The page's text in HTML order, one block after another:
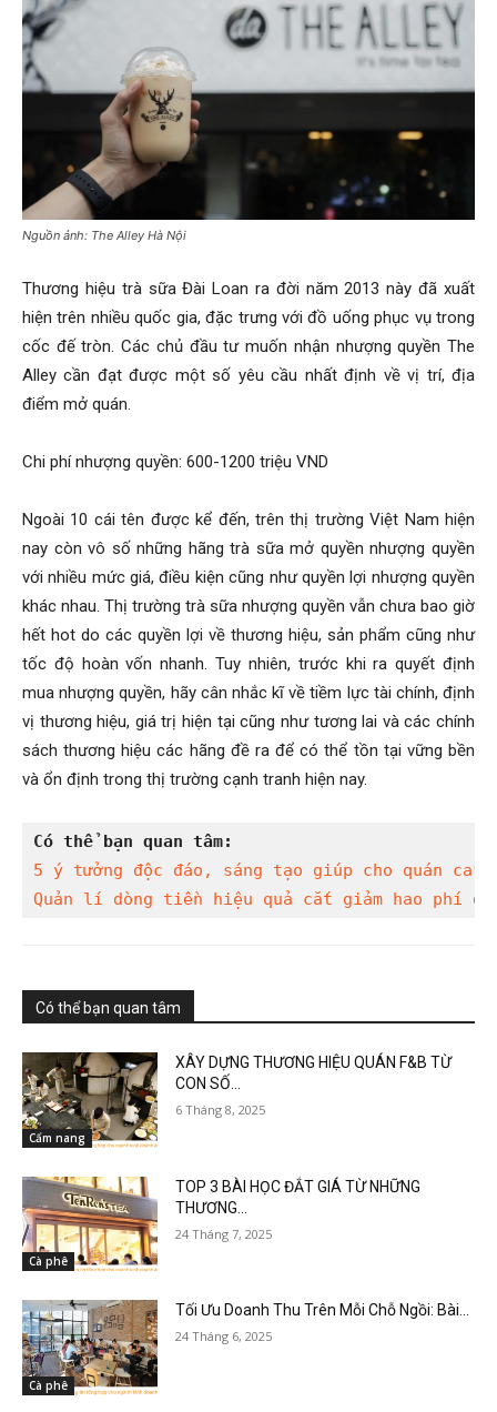
Nguồn ảnh: The Alley Hà Nội
Thương hiệu trà sữa Đài Loan ra đời năm 2013 này đã xuất
hiện trên nhiều quốc gia, đặc trưng với đồ uống phục vụ trong
cốc đế tròn. Các chủ đầu tư muốn nhận nhượng quyền The
Alley cần đạt được một số yêu cầu nhất định về vị trí, địa
điểm mở quán.
Chi phí nhượng quyền: 600-1200 triệu VND
Ngoài 10 cái tên được kể đến, trên thị trường Việt Nam hiện
nay còn vô số những hãng trà sữa mở quyền nhượng quyền
với nhiều mức giá, điều kiện cũng như quyền lợi nhượng quyền
khác nhau. Thị trường trà sữa nhượng quyền vẫn chưa bao giờ
hết hot do các quyền lợi về thương hiệu, sản phẩm cũng như
tốc độ hoàn vốn nhanh. Tuy nhiên, trước khi ra quyết định
mua nhượng quyền, hãy cân nhắc kĩ về tiềm lực tài chính, định
vị thương hiệu, giá trị hiện tại cũng như tương lai và các chính
sách thương hiệu các hãng đề ra để có thể tồn tại vững bền
và ổn định trong thị trường cạnh tranh hiện nay.
Có thể bạn quan tâm:
5 ý tưởng độc đáo, sáng tạo giúp cho quán
Quản lí dòng tiền hiệu quả cắt giảm hao phí
Có thể bạn quan tâm
Cẩm nang
XÂY DỰNG THƯƠNG HIỆU QUÁN F&B TỪ
CON SỐ...
6 Tháng 8, 2025
Cà phê
TOP 3 BÀI HỌC ĐẮT GIÁ TỪ NHỮNG
THƯƠNG...
24 Tháng 7, 2025
Cà phê
Tối Ưu Doanh Thu Trên Mỗi Chỗ Ngồi: Bài...
24 Tháng 6, 2025